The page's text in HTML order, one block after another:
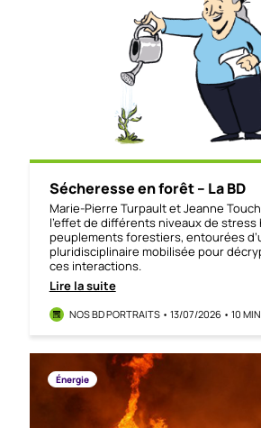
Sécheresse en forêt – La BD
Marie-Pierre Turpault et Jeanne
l’effet de différents niveaux de
peuplements forestiers, entourées
pluridisciplinaire mobilisée pour
ces interactions.
Lire la suite
NOS BD PORTRAITS • 13/07/2026 • 10 MIN
Énergie